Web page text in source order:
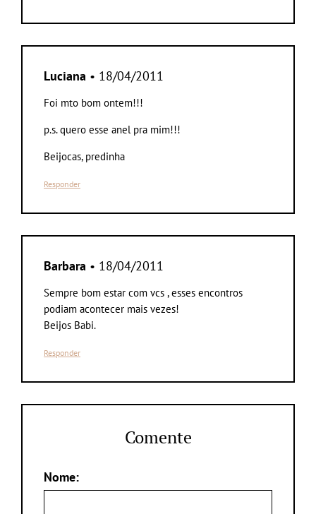
Luciana • 18/04/2011
Foi mto bom ontem!!!
p.s. quero esse anel pra mim!!!
Beijocas, predinha
Responder
Barbara • 18/04/2011
Sempre bom estar com vcs , esses encontros
podiam acontecer mais vezes!
Beijos Babi.
Responder
Comente
Nome: